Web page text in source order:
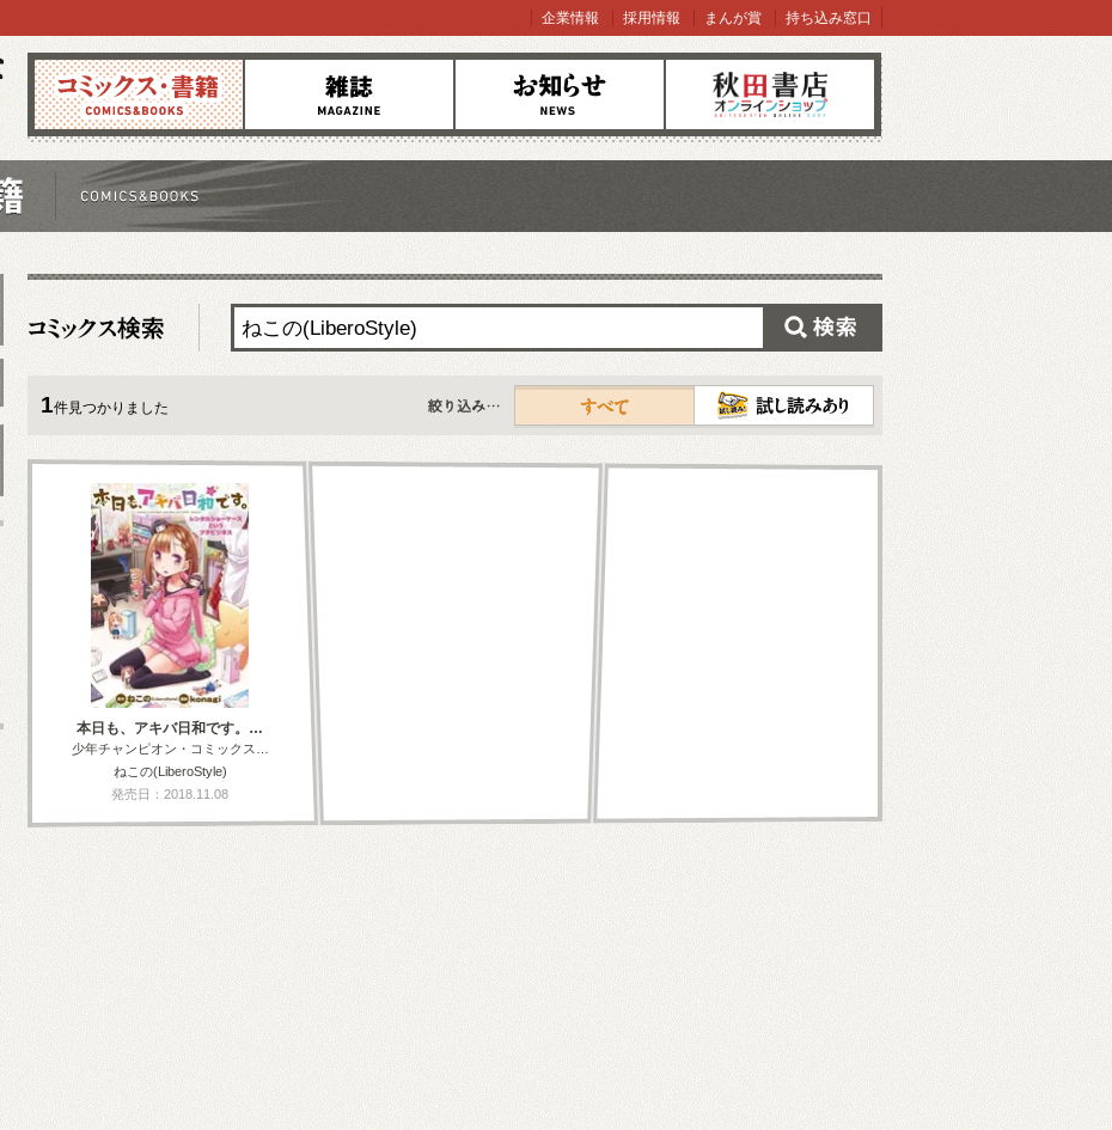
コミックス 雑誌 お知らせ オンラインショップ
企業情報 採用情報 まんが賞 持ち込み窓口
1件見つかりました
すべて
本日も、アキバ日和です。…
少年チャンピオン・コミックス…
ねこの(LiberoStyle)
発売日：2018.11.08